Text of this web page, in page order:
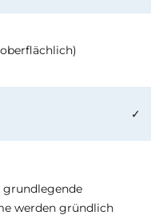
✓
grundlegende
werden gründlich